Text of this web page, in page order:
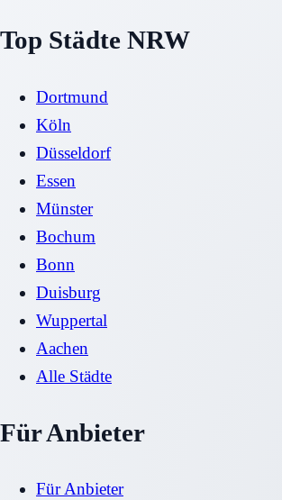
Top Städte NRW
Dortmund
Köln
Düsseldorf
Essen
Münster
Bochum
Bonn
Duisburg
Wuppertal
Aachen
Alle Städte
Für Anbieter
Für Anbieter